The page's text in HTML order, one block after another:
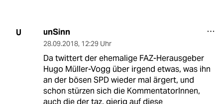
U unSinn
28.09.2018, 12:29 Uhr
Da twittert der ehemalige FAZ-Herausgeber
Hugo Müller-Vogg über irgend etwas, was ihn
an der bösen SPD wieder mal ärgert, und
schon stürzen sich die KommentatorInnen,
auch die der taz, gierig auf diese